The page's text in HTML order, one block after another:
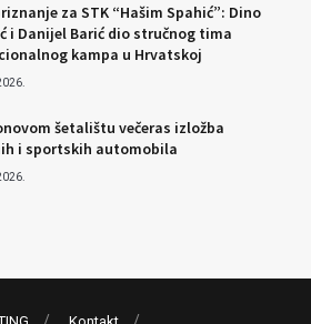
za STK “Hašim Spahić”: Dino
i Danijel Barić dio stručnog tima
kampa u Hrvatskoj
šetalištu večeras izložba
i sportskih automobila